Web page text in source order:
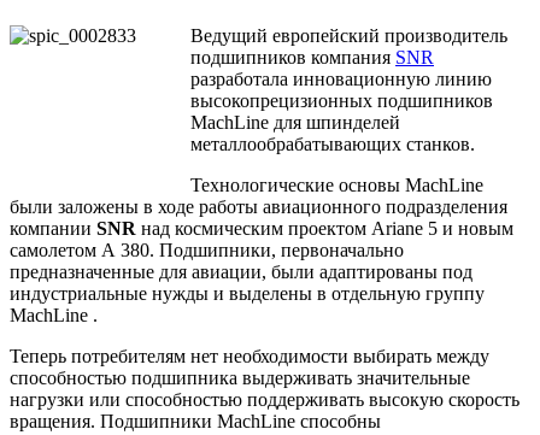
Ведущий европейский производитель
подшипников компания SNR
разработала инновационную линию
высокопрецизионных подшипников
MachLine для шпинделей
металлообрабатывающих станков.
Технологические основы MachLine
были заложены в ходе работы авиационного подразделения
компании SNR над космическим проектом Ariane 5 и новым
самолетом А 380. Подшипники, первоначально
предназначенные для авиации, были адаптированы под
индустриальные нужды и выделены в отдельную группу
MachLine .
Теперь потребителям нет необходимости выбирать между
способностью подшипника выдерживать значительные
нагрузки или способностью поддерживать высокую скорость
вращения. Подшипники MachLine способны